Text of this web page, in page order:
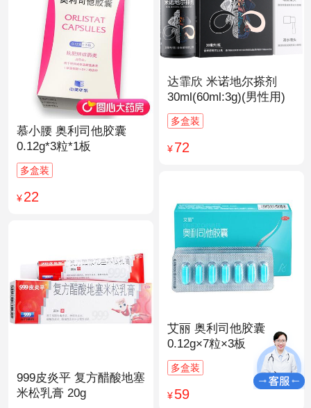
达霏欣 米诺地尔搽剂
30ml(60ml:3g)(男性用)
多盒装
¥72
慕小腰 奥利司他胶囊
0.12g*3粒*1板
多盒装
¥22
艾丽 奥利司他胶囊
0.12g×7粒×3板
多盒装
¥59
999皮炎平 复方醋酸地塞
米松乳膏 20g